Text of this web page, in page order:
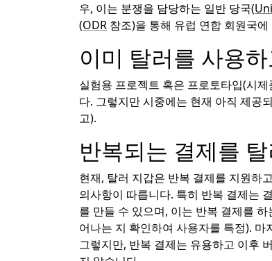
우, 이는 분쟁을 담당하는 일반 당국(
(ODR 참조)을 통해 유럽 연합 회원국
이미 탈러를 사용
실험용 프로젝트 혹은 프로토타입(시
다. 그렇지만 시중에는 현재 아직 제공
고).
반복되는 결제를
현재, 탈러 지갑은 반복 결제를 지원하
의사항이 따릅니다. 특히 반복 결제는
를 만들 수 있으며, 이는 반복 결제를
어나는 지 확인하여 사용자를 특정).
그렇지만, 반복 결제는 유용하고 이후